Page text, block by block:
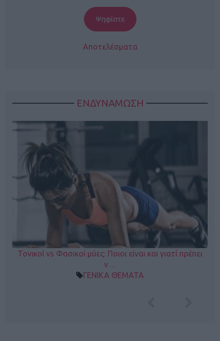
Αποτελέσματα
ΕΝΔΥΝΑΜΩΣΗ
Τονικοί vs Φασικοί μύες: Ποιοι είναι και γιατί πρέπει
ν…
ΓΕΝΙΚΑ ΘΕΜΑΤΑ